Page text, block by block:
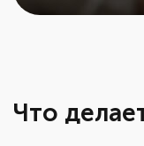
Что